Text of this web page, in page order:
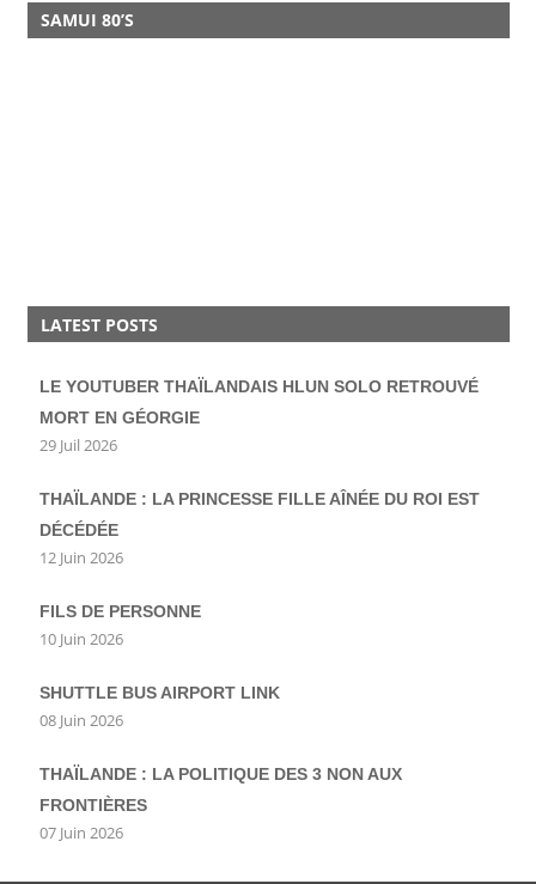
SAMUI 80’S
LATEST POSTS
LE YOUTUBER THAÏLANDAIS HLUN SOLO RETROUVÉ
MORT EN GÉORGIE
29 Juil 2026
THAÏLANDE : LA PRINCESSE FILLE AÎNÉE DU ROI EST
DÉCÉDÉE
12 Juin 2026
FILS DE PERSONNE
10 Juin 2026
SHUTTLE BUS AIRPORT LINK
08 Juin 2026
THAÏLANDE : LA POLITIQUE DES 3 NON AUX
FRONTIÈRES
07 Juin 2026